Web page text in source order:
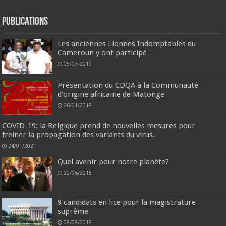
Publications
Les anciennes Lionnes Indomptables du
Cameroun y ont participé
05/07/2019
Présentation du CDQA à la Communauté
d’origine africaine de Matonge
26/01/2018
COVID-19: la Belgique prend de nouvelles mesures pour
freiner la propagation des variants du virus.
24/01/2021
Quel avenir pour notre planète?
20/06/2015
9 candidats en lice pour la magistrature
suprême
08/08/2018